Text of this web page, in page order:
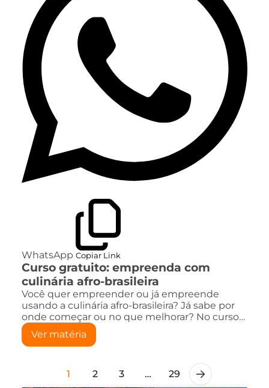
WhatsApp Copiar Link
Curso gratuito: empreenda com
culinária afro-brasileira
Você quer empreender ou já empreende
usando a culinária afro-brasileira? Já sabe por
onde começar ou no que melhorar? No curso…
Ver matéria
1 2 3 … 29